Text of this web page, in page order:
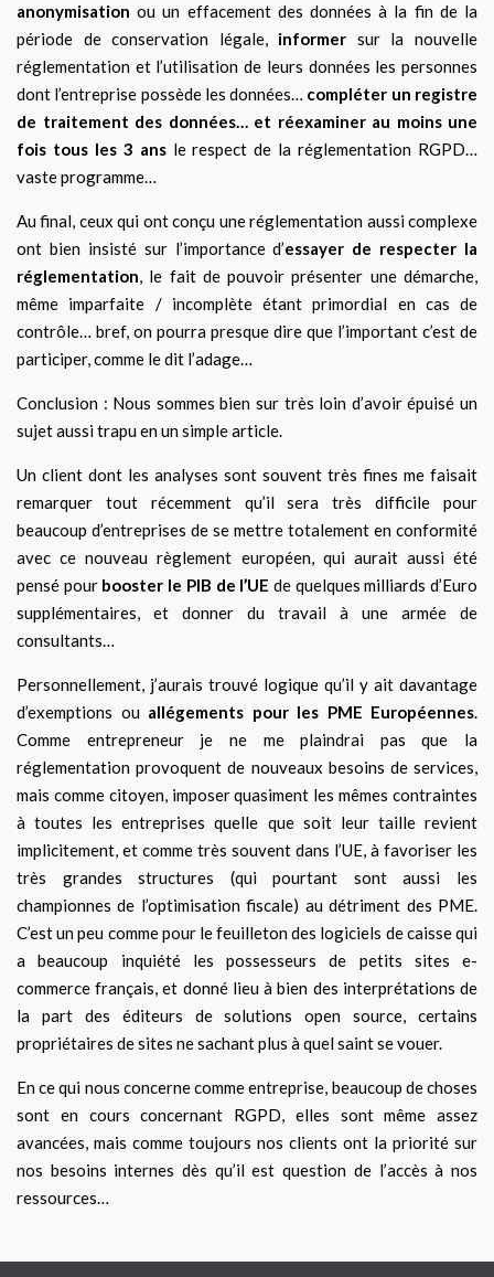
anonymisation ou un effacement des données à la fin de la
période de conservation légale, informer sur la nouvelle
réglementation et l’utilisation de leurs données les personnes
dont l’entreprise possède les données… compléter un registre
de traitement des données… et réexaminer au moins une
fois tous les 3 ansle respect de la réglementation RGPD…
vaste programme…
Au final, ceux qui ont conçu une réglementation aussi complexe
ont bien insisté sur l’importance d’essayer de respecter la
réglementation, le fait de pouvoir présenter une démarche,
même imparfaite / incomplète étant primordial en cas de
contrôle… bref, on pourra presque dire que l’important c’est de
participer, comme le dit l’adage…
Conclusion : Nous sommes bien sur très loin d’avoir épuisé un
sujet aussi trapu en un simple article.
Un client dont les analyses sont souvent très fines me faisait
remarquer tout récemment qu’il sera très difficile pour
beaucoup d’entreprises de se mettre totalement en conformité
avec ce nouveau règlement européen, qui aurait aussi été
pensé pour booster le PIB de l’UE de quelques milliards d’Euro
supplémentaires, et donner du travail à une armée de
consultants…
Personnellement, j’aurais trouvé logique qu’il y ait davantage
d’exemptions ou allégements pour les PME Européennes.
Comme entrepreneur je ne me plaindrai pas que la
réglementation provoquent de nouveaux besoins de services,
mais comme citoyen, imposer quasiment les mêmes contraintes
à toutes les entreprises quelle que soit leur taille revient
implicitement, et comme très souvent dans l’UE, à favoriser les
très grandes structures (qui pourtant sont aussi les
championnes de l’optimisation fiscale) au détriment des PME.
C’est un peu comme pour le feuilleton des logiciels de caisse qui
a beaucoup inquiété les possesseurs de petits sites e-
commerce français, et donné lieu à bien des interprétations de
la part des éditeurs de solutions open source, certains
propriétaires de sites ne sachant plus à quel saint se vouer.
En ce qui nous concerne comme entreprise, beaucoup de choses
sont en cours concernant RGPD, elles sont même assez
avancées, mais comme toujours nos clients ont la priorité sur
nos besoins internes dès qu’il est question de l’accès à nos
ressources…